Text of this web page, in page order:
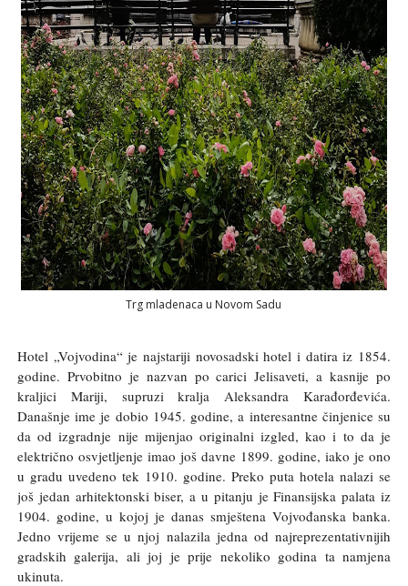
Trg mladenaca u Novom Sadu
Hotel „Vojvodina“ je najstariji novosadski hotel i datira iz 1854.
godine. Prvobitno je nazvan po carici Jelisaveti, a kasnije po
kraljici Mariji, supruzi kralja Aleksandra Karađorđevića.
Današnje ime je dobio 1945. godine, a interesantne činjenice su
da od izgradnje nije mijenjao originalni izgled, kao i to da je
električno osvjetljenje imao još davne 1899. godine, iako je ono
u gradu uvedeno tek 1910. godine. Preko puta hotela nalazi se
još jedan arhitektonski biser, a u pitanju je Finansijska palata iz
1904. godine, u kojoj je danas smještena Vojvođanska banka.
Jedno vrijeme se u njoj nalazila jedna od najreprezentativnijih
gradskih galerija, ali joj je prije nekoliko godina ta namjena
ukinuta.